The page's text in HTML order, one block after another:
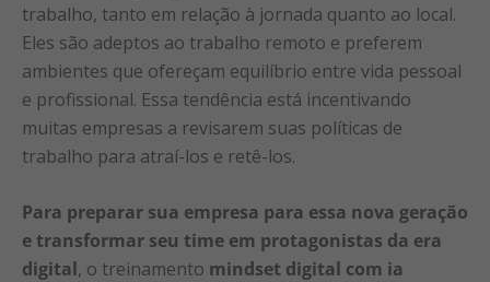
trabalho, tanto em relação à jornada quanto ao local.
Eles são adeptos ao trabalho remoto e preferem
ambientes que ofereçam equilíbrio entre vida pessoal
e profissional. Essa tendência está incentivando
muitas empresas a revisarem suas políticas de
trabalho para atraí-los e retê-los.
Para preparar sua empresa para essa nova geração
e transformar seu time em protagonistas da era
digital, o treinamento mindset digital com ia